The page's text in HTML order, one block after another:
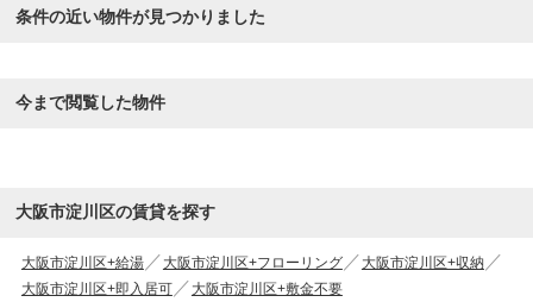
条件の近い物件が見つかりました
今まで閲覧した物件
大阪市淀川区の賃貸を探す
大阪市淀川区+給湯 大阪市淀川区+フローリング
大阪市淀川区+収納
大阪市淀川区+即入居可
大阪市淀川区+敷金不要